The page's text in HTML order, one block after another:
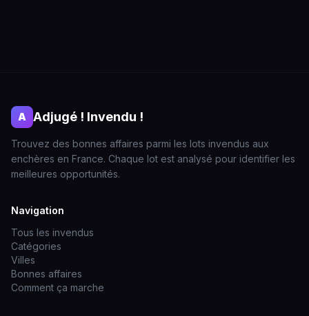
A Adjugé ! Invendu !
Trouvez des bonnes affaires parmi les lots invendus aux
enchères en France. Chaque lot est analysé pour identifier les
meilleures opportunités.
Navigation
Tous les invendus
Catégories
Villes
Bonnes affaires
Comment ça marche